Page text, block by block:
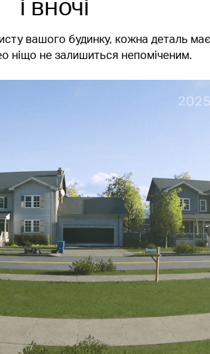
вашого будинку, кожна деталь
ніщо не залишиться непоміченим.